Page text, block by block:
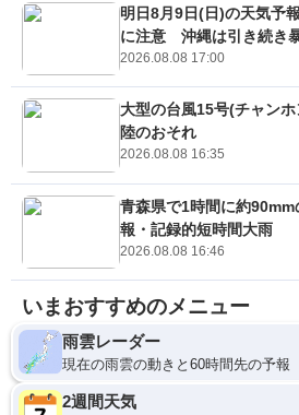
明日8月9日(日)の天気予
に注意 沖縄は引き続き
2026.08.08 17:00
大型の台風15号(チャン
陸のおそれ
2026.08.08 16:35
青森県で1時間に約
報・記録的短時間大雨
2026.08.08 16:46
いまおすすめのメニュー
雨雲レーダー
現在の雨雲の動きと60時間先の予報
2週間天気